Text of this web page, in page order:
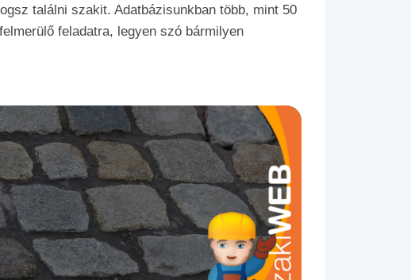
találni szakit. Adatbázisunkban több, mint 50
feladatra, legyen szó bármilyen